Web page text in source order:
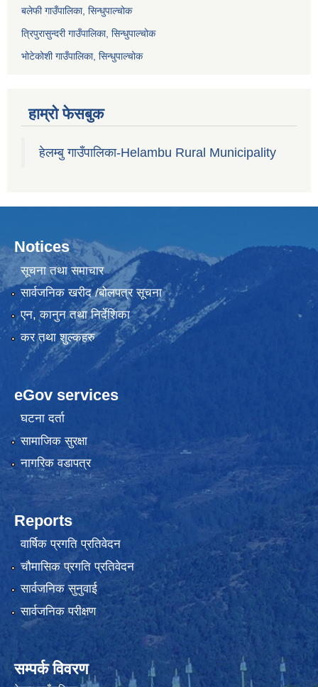
बलेफी गाउँपालिका, सिन्धुपाल्चोक
त्रिपुरासुन्दरी गाउँपालिका, सिन्धुपाल्चोक
भोटेकोशी गाउँपालिका, सिन्धुपाल्चोक
हाम्रो फेसबुक
हेलम्बु गाउँपालिका-Helambu Rural Municipality
Notices
सूचना तथा समाचार
सार्वजनिक खरीद /बोलपत्र सूचना
एन, कानुन तथा निर्देशिका
कर तथा शुल्कहरु
eGov services
घटना दर्ता
सामाजिक सुरक्षा
नागरिक वडापत्र
Reports
वार्षिक प्रगति प्रतिवेदन
चौमासिक प्रगति प्रतिवेदन
सार्वजनिक सुनुवाई
सार्वजनिक परीक्षण
सम्पर्क विवरण